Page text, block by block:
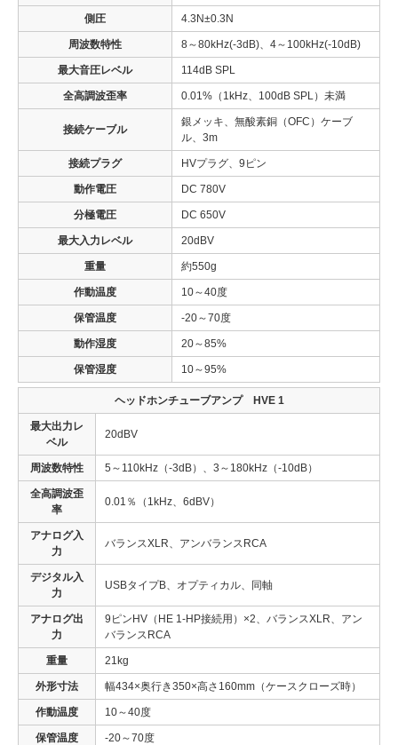
側圧 4.3N±0.3N
周波数特性 8～80kHz(-3dB)、4～100kHz(-10dB)
最大音圧レベル 114dB SPL
全高調波歪率 0.01%（1kHz、100dB SPL）未満
接続ケーブル
銀メッキ、無酸素銅（OFC）ケーブ
ル、3m
接続プラグ HVプラグ、9ピン
動作電圧 DC 780V
分極電圧 DC 650V
最大入力レベル 20dBV
重量 約550g
作動温度 10～40度
保管温度 -20～70度
動作湿度 20～85%
保管湿度 10～95%
ヘッドホンチューブアンプ HVE 1
最大出力レ
ベル
20dBV
周波数特性 5～110kHz（-3dB）、3～180kHz（-10dB）
全高調波歪
率
0.01％（1kHz、6dBV）
アナログ入
力
バランスXLR、アンバランスRCA
デジタル入
力
USBタイプB、オプティカル、同軸
アナログ出
力
9ピンHV（HE 1-HP接続用）×2、バランスXLR、アン
バランスRCA
重量 21kg
外形寸法 幅434×奥行き350×高さ160mm（ケースクローズ時）
作動温度 10～40度
保管温度 -20～70度